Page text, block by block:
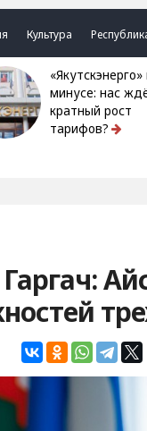
Культура
«Якутскэнерго» в
минусе: нас
кратный рост
тарифов?